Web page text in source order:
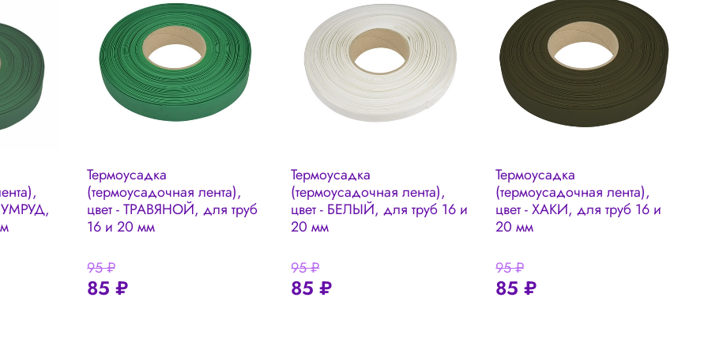
Термоусадка
(термоусадочная лента),
цвет - ТРАВЯНОЙ, для труб
16 и 20 мм
95 ₽
85 ₽
Термоусадка
(термоусадочная лента),
цвет - БЕЛЫЙ, для труб 16 и
20 мм
95 ₽
85 ₽
Термоусадка
(термоусадочная лента),
цвет - ХАКИ, для труб 16 и
20 мм
95 ₽
85 ₽